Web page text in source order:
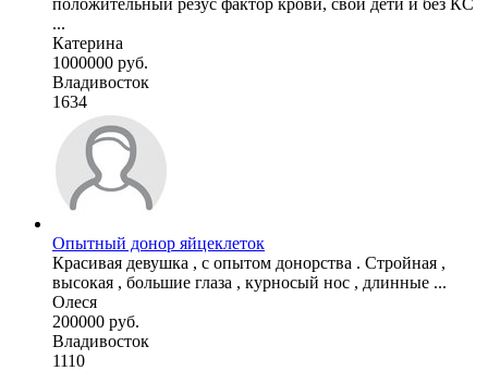
...
Катерина
1000000 руб.
Владивосток
1634
Опытный донор яйцеклеток
Красивая девушка , с опытом донорства . Стройная ,
высокая , большие глаза , курносый нос , длинные ...
Олеся
200000 руб.
Владивосток
1110